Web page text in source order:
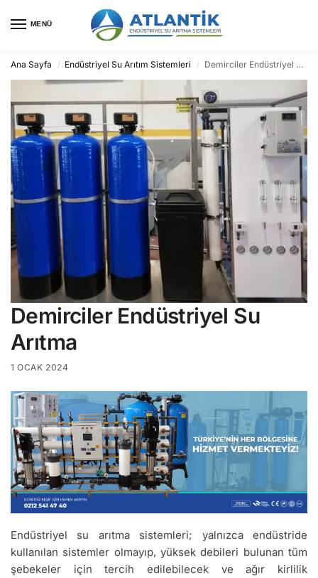
MENÜ
Ana Sayfa / Endüstriyel Su Arıtım Sistemleri / Demirciler Endüstriyel Su Arıtma
Demirciler Endüstriyel Su
Arıtma
1 OCAK 2024
Endüstriyel su arıtma sistemleri; yalnızca endüstride
kullanılan sistemler olmayıp, yüksek debileri bulunan tüm
şebekeler için tercih edilebilecek ve ağır kirlilik